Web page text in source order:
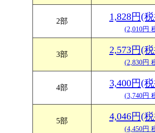
2部 1,828円(
(2,010円
3部 2,573円(
(2,830円
4部 3,400円(
(3,740円
5部 4,046円(
(4,450円